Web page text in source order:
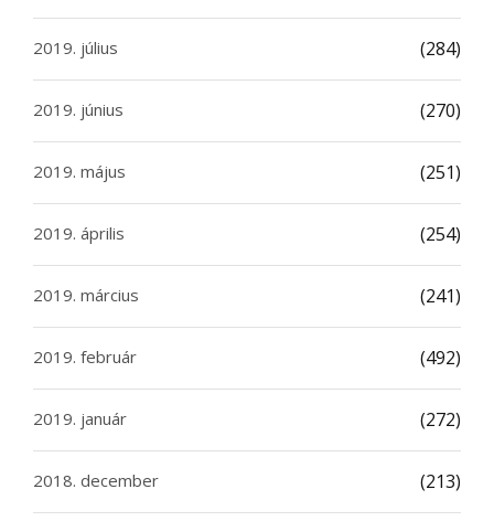
2019. július (284)
2019. június (270)
2019. május (251)
2019. április (254)
2019. március (241)
2019. február (492)
2019. január (272)
2018. december (213)